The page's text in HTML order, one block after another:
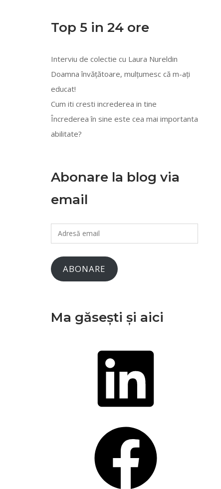
categorii
Top 5 in 24 ore
Interviu de colectie cu Laura Nureldin
Doamna învățătoare, mulțumesc că m-ați
educat!
Cum iti cresti increderea in tine
Încrederea în sine este cea mai importanta
abilitate?
Abonare la blog via
email
Adresă
email
ABONARE
Ma găsești și aici